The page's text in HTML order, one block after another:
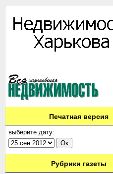
Печатная версия
выберите дату:
Рубрики газеты